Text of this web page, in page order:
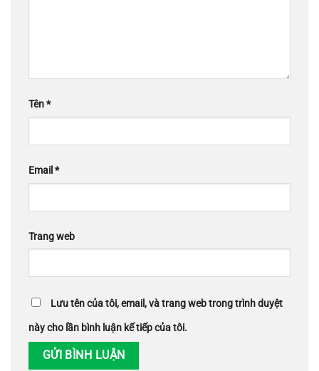
Tên*
Email *
Trang web
Lưu tên của tôi, email, và trang web trong trình duyệt
này cho lần bình luận kế tiếp của tôi.